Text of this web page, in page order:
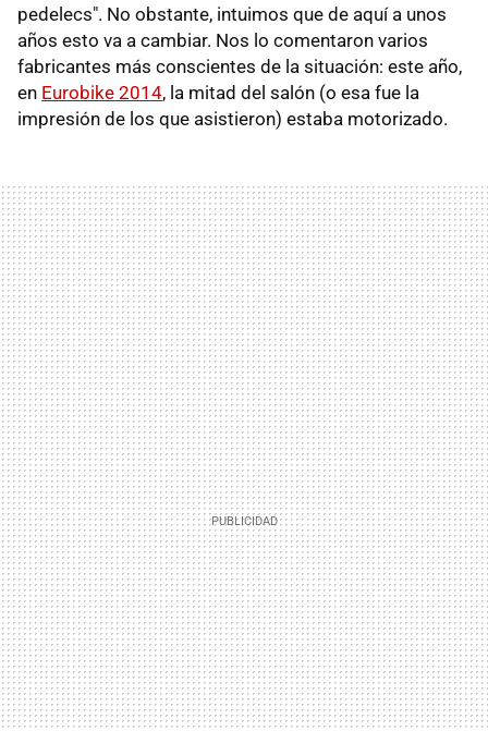
pedelecs". No obstante, intuimos que de aquí a unos
años esto va a cambiar. Nos lo comentaron varios
fabricantes más conscientes de la situación: este año,
en Eurobike 2014, la mitad del salón (o esa fue la
impresión de los que asistieron) estaba motorizado.